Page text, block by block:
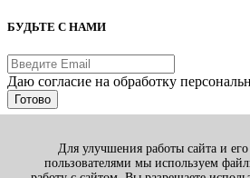
БУДЬТЕ С НАМИ
Даю согласие на обработку
Готово
Принимаем к оплате:
Вы смотрели 1
Для улучшения работы сайта и
пользователями мы используем